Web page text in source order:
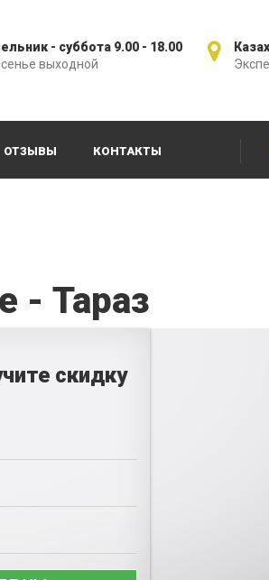
- суббота 9.00 - 18.00
выходной
ОТЗЫВЫ КОНТАКТЫ
- Тараз
скидку